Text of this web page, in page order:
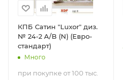
КПБ Сатин "Luxor" диз.
№ 24-2 A/B (N) (Евро-
стандарт)
Много
при покупке от 100 тыс.